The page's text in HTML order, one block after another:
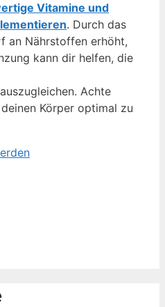
Vitamine und
. Durch das
an Nährstoffen erhöht,
kann dir helfen, die
auszugleichen. Achte
Körper optimal zu